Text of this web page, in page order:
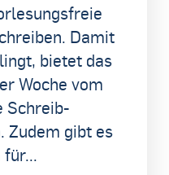
Damit
bietet das
Woche vom
Schreib-
Zudem gibt es